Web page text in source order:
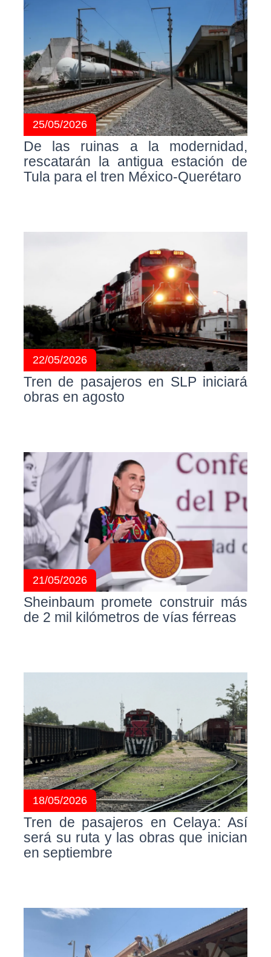
25/05/2026
De las ruinas a la modernidad,
rescatarán la antigua estación de
Tula para el tren México-Querétaro
22/05/2026
Tren de pasajeros en SLP iniciará
obras en agosto
21/05/2026
Sheinbaum promete construir más
de 2 mil kilómetros de vías férreas
18/05/2026
Tren de pasajeros en Celaya: Así
será su ruta y las obras que inician
en septiembre